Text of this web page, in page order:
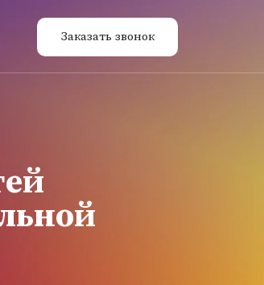
Заказать звонок